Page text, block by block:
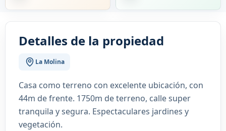
Detalles de la propiedad
La Molina
Casa como terreno con excelente ubicación, con
44m de frente. 1750m de terreno, calle super
tranquila y segura. Espectaculares jardines y
vegetación.